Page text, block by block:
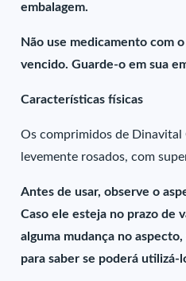
embalagem.
Não use medicamento com
vencido. Guarde-o em sua
Características físicas
Os comprimidos de Dinavital
levemente rosados, com
Antes de usar, observe o
Caso ele esteja no prazo de
alguma mudança no
para saber se poderá utilizá-